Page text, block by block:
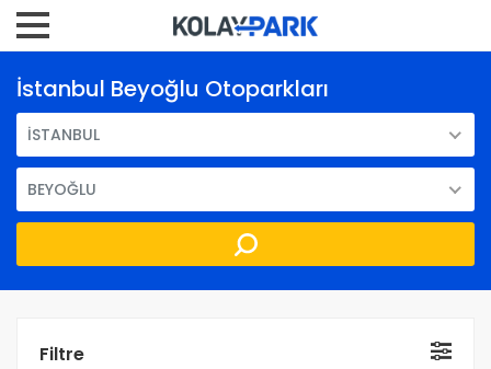
İstanbul Beyoğlu Otoparkları
İSTANBUL
BEYOĞLU
Filtre